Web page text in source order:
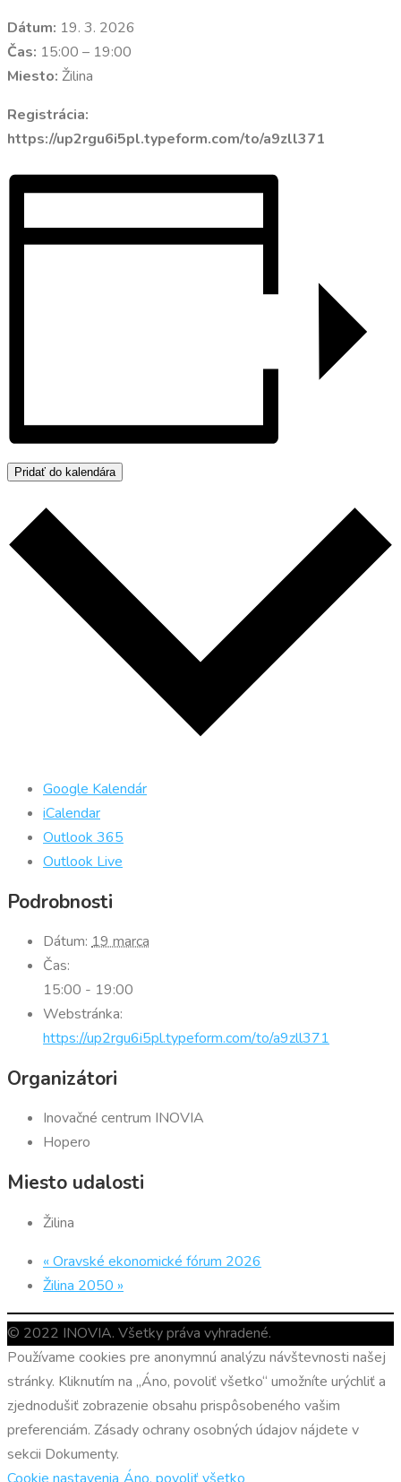
Dátum: 19. 3. 2026
Čas: 15:00 – 19:00
Miesto: Žilina
Registrácia:
https://up2rgu6i5pl.typeform.com/to/a9zll371
Pridať do kalendára
Google Kalendár
iCalendar
Outlook 365
Outlook Live
Podrobnosti
Dátum: 19 marca
Čas:
15:00 - 19:00
Webstránka:
https://up2rgu6i5pl.typeform.com/to/a9zll371
Organizátori
Inovačné centrum INOVIA
Hopero
Miesto udalosti
Žilina
« Oravské ekonomické fórum 2026
Žilina 2050 »
© 2022 INOVIA. Všetky práva vyhradené.
Používame cookies pre anonymnú analýzu návštevnosti našej
stránky. Kliknutím na „Áno, povoliť všetko“ umožníte urýchliť a
zjednodušiť zobrazenie obsahu prispôsobeného vašim
preferenciám. Zásady ochrany osobných údajov nájdete v
sekcii Dokumenty.
Cookie nastavenia Áno, povoliť všetko